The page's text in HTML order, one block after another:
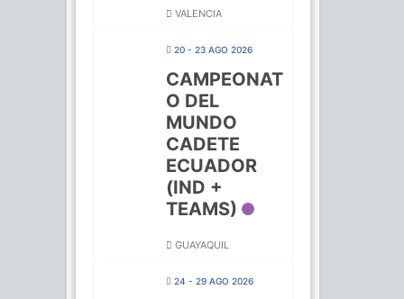
VALENCIA
20 - 23 AGO 2026
CAMPEONAT
O DEL
MUNDO
CADETE
ECUADOR
(IND +
TEAMS)
GUAYAQUIL
24 - 29 AGO 2026